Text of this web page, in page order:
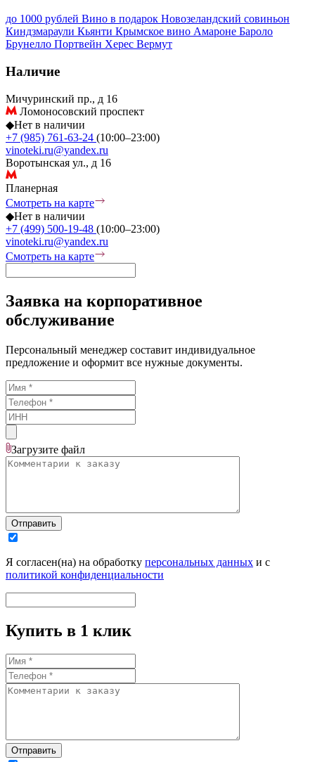
до 1000 рублей Вино в подарок Новозеландский совиньон
Киндзмараули Кьянти Крымское вино Амароне Бароло
Брунелло Портвейн Херес Вермут
Наличие
Мичуринский пр., д 16
Ломоносовский проспект
◆Нет в наличии
+7 (985) 761-63-24 (10:00–23:00)
vinoteki.ru@yandex.ru
Воротынская ул., д 16
Планерная
Смотреть на карте
◆Нет в наличии
+7 (499) 500-19-48 (10:00–23:00)
vinoteki.ru@yandex.ru
Смотреть на карте
Заявка на корпоративное
обслуживание
Персональный менеджер составит индивидуальное
предложение и оформит все нужные документы.
Загрузите файл
Отправить
Я согласен(на) на обработку персональных данных и с
политикой конфиденциальности
Купить в 1 клик
Отправить